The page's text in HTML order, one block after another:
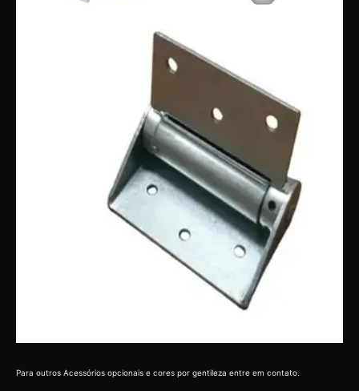
Para outros Acessórios opcionais e cores por gentileza entre em contato.